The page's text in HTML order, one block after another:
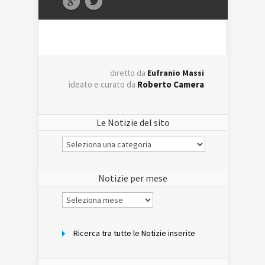
diretto da Eufranio Massi
ideato e curato da Roberto Camera
Le Notizie del sito
Le
Notizie
Notizie per mese
Notizie
per
Ricerca tra tutte le Notizie inserite